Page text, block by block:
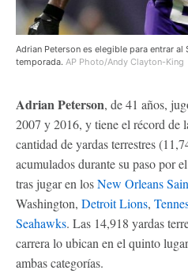
Adrian Peterson es elegible para entrar al
temporada. AP Photo/Andy Clayton-King
Adrian Peterson, de 41 años,
2007 y 2016, y tiene el récord de
cantidad de yardas terrestres
acumulados durante su paso por
tras jugar en losNew Orleans
Washington, Detroit Lions,
Seahawks. Las 14,918 yardas
carrera lo ubican en el quinto
ambas categorías.